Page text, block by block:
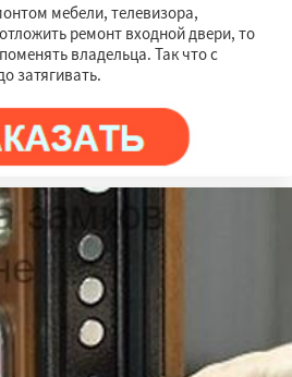
мебели, телевизора,
ремонт входной двери, то
владельца. Так что с
затягивать.